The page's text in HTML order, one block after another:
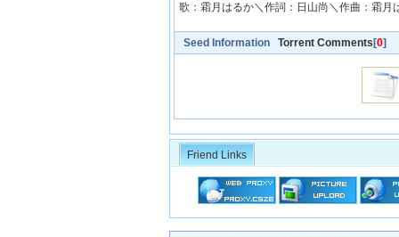
歌：霜月はるか＼作詞：日山尚＼作曲：霜月
Seed Information Torrent Comments [0]
Friend Links